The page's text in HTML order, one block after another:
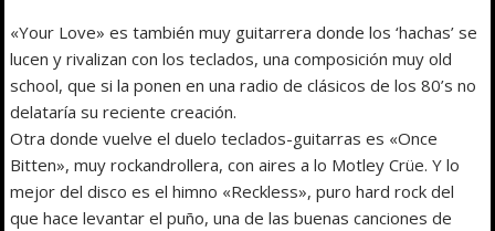
«Your Love» es también muy guitarrera donde los ‘hachas’ se
lucen y rivalizan con los teclados, una composición muy old
school, que si la ponen en una radio de clásicos de los 80’s no
delataría su reciente creación.
Otra donde vuelve el duelo teclados-guitarras es «Once
Bitten», muy rockandrollera, con aires a lo Motley Crüe. Y lo
mejor del disco es el himno «Reckless», puro hard rock del
que hace levantar el puño, una de las buenas canciones de